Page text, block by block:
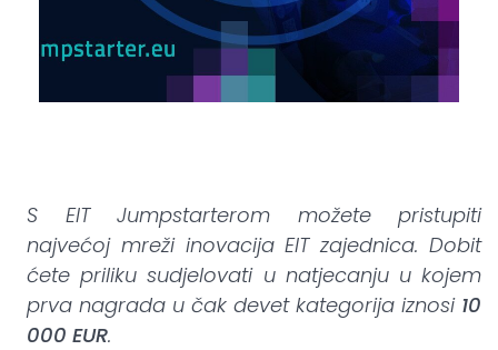
S EIT Jumpstarterom možete pristupiti
najvećoj mreži inovacija EIT zajednica. Dobit
ćete priliku sudjelovati u natjecanju u kojem
prva nagrada u čak devet kategorija iznosi 10
000 EUR.